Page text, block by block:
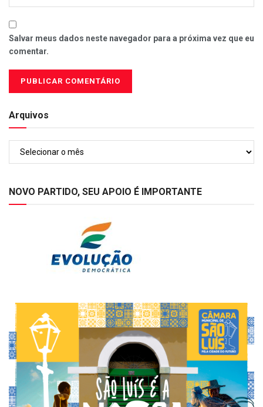
Salvar meus dados neste navegador para a próxima vez que eu
comentar.
Arquivos
NOVO PARTIDO, SEU APOIO É IMPORTANTE